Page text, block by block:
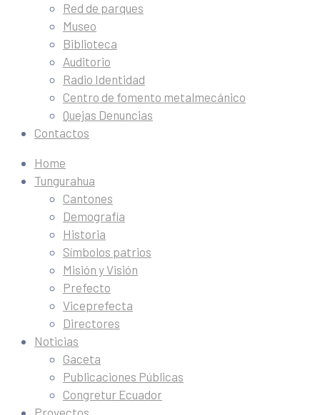
Red de parques
Museo
Biblioteca
Auditorio
Radio Identidad
Centro de fomento metalmecánico
Quejas Denuncias
Contactos
Home
Tungurahua
Cantones
Demografía
Historia
Símbolos patrios
Misión y Visión
Prefecto
Viceprefecta
Directores
Noticias
Gaceta
Publicaciones Públicas
Congretur Ecuador
Proyectos